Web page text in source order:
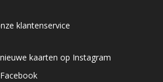
klantenservice
kaarten op Instagram